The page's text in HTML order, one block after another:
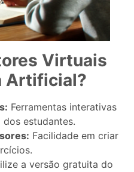
Virtuais
Artificial?
Ferramentas interativas
estudantes.
Facilidade em criar
a versão gratuita do